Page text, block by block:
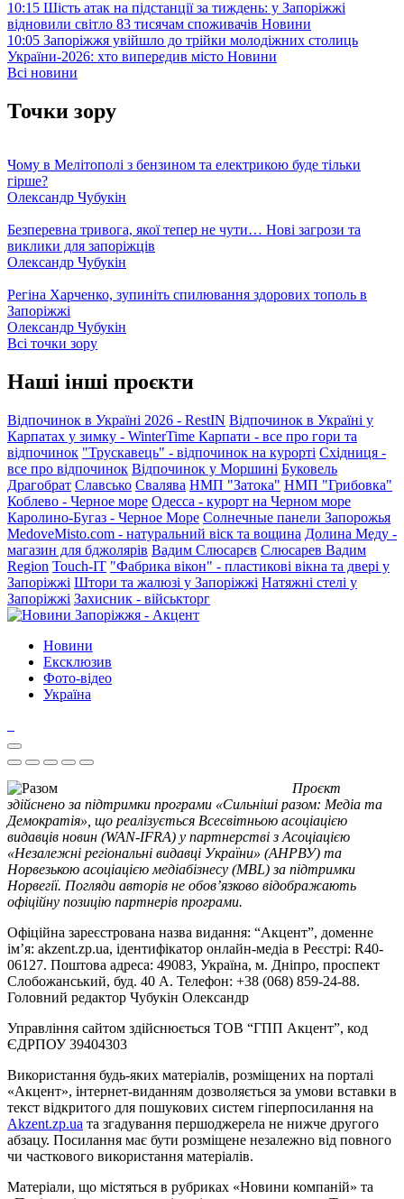
10:15 Шість атак на підстанції за тиждень: у Запоріжжі
відновили світло 83 тисячам споживачів Новини
10:05 Запоріжжя увійшло до трійки молодіжних столиць
України-2026: хто випередив місто Новини
Всі новини
Точки зору
Чому в Мелітополі з бензином та електрикою буде тільки
гірше?
Олександр Чубукін
Безперевна тривога, якої тепер не чути… Нові загрози та
виклики для запоріжців
Олександр Чубукін
Регіна Харченко, зупиніть спилювання здорових тополь в
Запоріжжі
Олександр Чубукін
Всі точки зору
Наші інші проєкти
Відпочинок в Україні 2026 - RestIN Відпочинок в Україні у
Карпатах у зимку - WinterTime Карпати - все про гори та
відпочинок "Трускавець" - відпочинок на курорті Східниця -
все про відпочинок Відпочинок у Моршині Буковель
Драгобрат Славсько Свалява НМП "Затока" НМП "Грибовка"
Коблево - Черное море Одесса - курорт на Черном море
Каролино-Бугаз - Черное Море Солнечные панели Запорожья
MedoveMisto.com - натуральний віск та вощина Долина Меду -
магазин для бджолярів Вадим Слюсарєв Слюсарев Вадим
Region Touch-IT "Фабрика вікон" - пластикові вікна та двері у
Запоріжжі Штори та жалюзі у Запоріжжі Натяжні стелі у
Запоріжжі Захисник - військторг
Новини
Ексклюзив
Фото-відео
Україна
Проєкт
здійснено за підтримки програми «Сильніші разом: Медіа та
Демократія», що реалізується Всесвітньою асоціацією
видавців новин (WAN-IFRA) у партнерстві з Асоціацією
«Незалежні регіональні видавці України» (АНРВУ) та
Норвезькою асоціацією медіабізнесу (MBL) за підтримки
Норвегії. Погляди авторів не обов’язково відображають
офіційну позицію партнерів програми.
Офіційна зареєстрована назва видання: “Акцент”, доменне
ім’я: akzent.zp.ua, ідентифікатор онлайн-медіа в Реєстрі: R40-
06127. Поштова адреса: 49083, Україна, м. Дніпро, проспект
Слобожанський, буд. 40 А. Телефон: +38 (068) 859-24-88.
Головний редактор Чубукін Олександр
Управління сайтом здійснюється ТОВ “ГПП Акцент”, код
ЄДРПОУ 39404303
Використання будь-яких матеріалів, розміщених на порталі
«Акцент», інтернет-виданням дозволяється за умови вставки в
текст відкритого для пошукових систем гіперпосилання на
Akzent.zp.ua та згадування першоджерела не нижче другого
абзацу. Посилання має бути розміщене незалежно від повного
чи часткового використання матеріалів.
Матеріали, що містяться в рубриках «Новини компаній» та